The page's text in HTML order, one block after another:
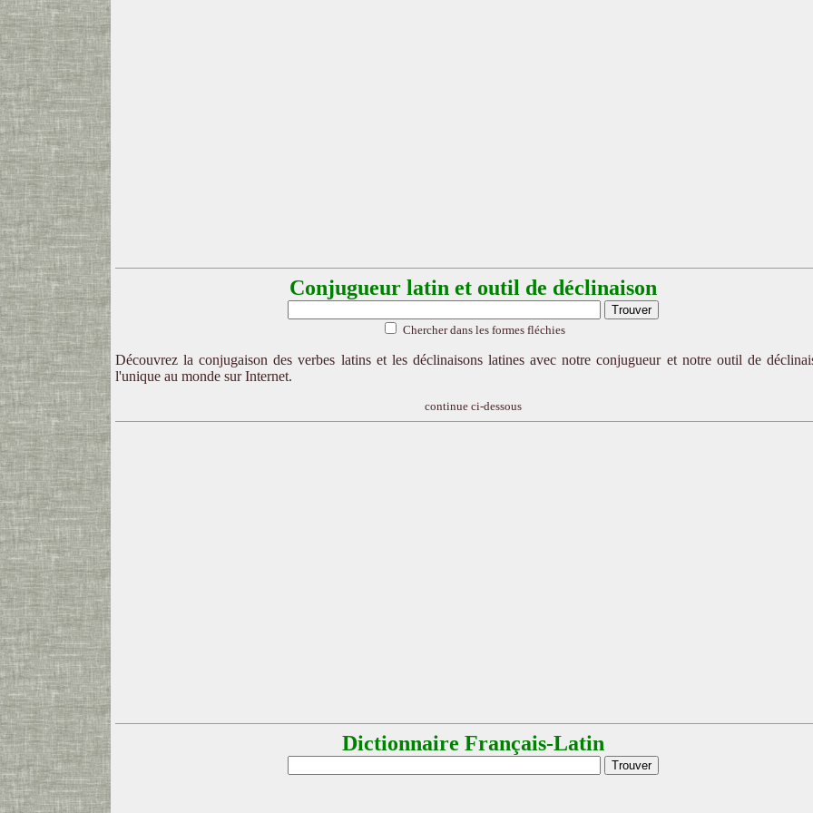
Conjugueur latin et outil de déclinaison
Chercher dans les formes fléchies
Découvrez la conjugaison des verbes latins et les déclinaisons latines avec notre conjugueur et notre outil de
l'unique au monde sur Internet.
continue ci-dessous
Dictionnaire Français-Latin